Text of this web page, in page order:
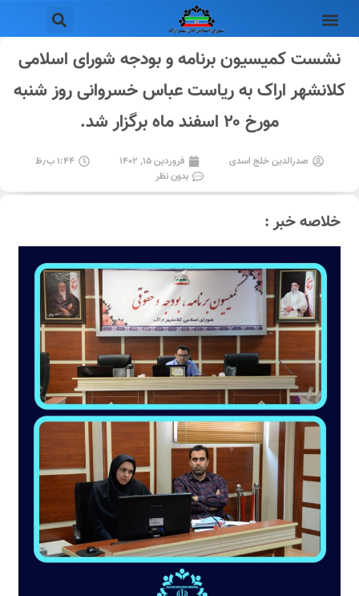
نشست کمیسیون برنامه و بودجه شورای اسلامی
کلانشهر اراک به ریاست عباس خسروانی روز شنبه
مورخ ۲۰ اسفند ماه برگزار شد.
صدرالدین خلج اسدی فروردین ۱۵, ۱۴۰۲
۱:۴۴ ب٫ظ
بدون نظر
خلاصه خبر :